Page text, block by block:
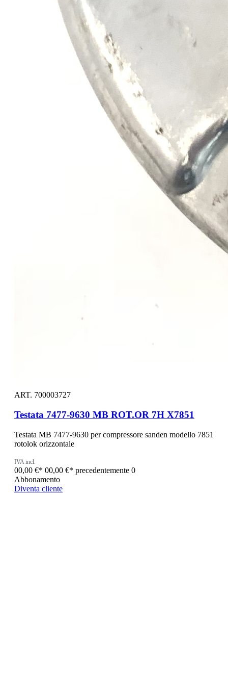
ART. 700003727
Testata 7477-9630 MB ROT.OR 7H X7851
Testata MB 7477-9630 per compressore sanden modello 7851
rotolok orizzontale
IVA incl.
00,00 €* 00,00 €* precedentemente 0
Abbonamento
Diventa cliente